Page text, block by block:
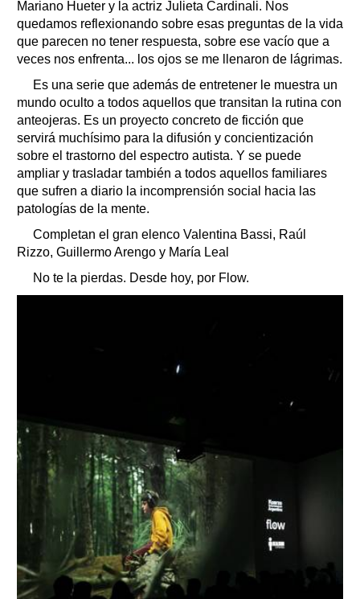
Mariano Hueter y la actriz Julieta Cardinali. Nos
quedamos reflexionando sobre esas preguntas de la vida
que parecen no tener respuesta, sobre ese vacío que a
veces nos enfrenta... los ojos se me llenaron de lágrimas.
Es una serie que además de entretener le muestra un
mundo oculto a todos aquellos que transitan la rutina con
anteojeras. Es un proyecto concreto de ficción que
servirá muchísimo para la difusión y concientización
sobre el trastorno del espectro autista. Y se puede
ampliar y trasladar también a todos aquellos familiares
que sufren a diario la incomprensión social hacia las
patologías de la mente.
Completan el gran elenco Valentina Bassi, Raúl
Rizzo, Guillermo Arengo y María Leal
No te la pierdas. Desde hoy, por Flow.